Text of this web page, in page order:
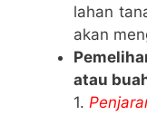
lahan
akan
atau
1.